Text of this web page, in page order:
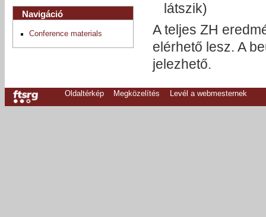
látszik)
A teljes ZH
elérhető lesz. A
jelezhető.
Navigáció
Conference materials
Oldaltérkép Megközelítés Levél a webmesternek